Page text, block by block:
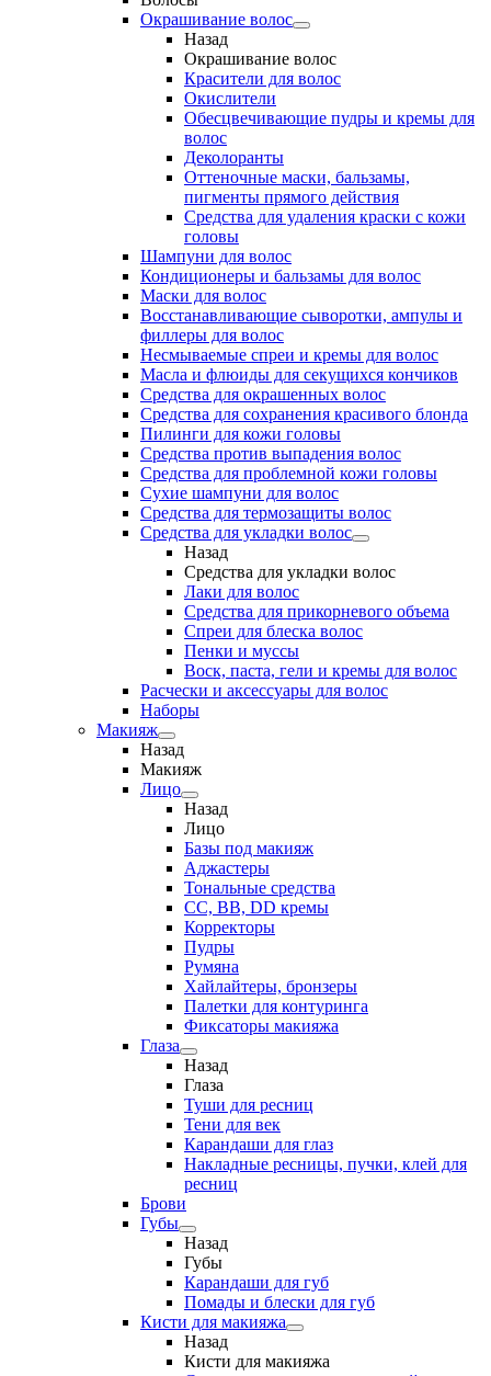
Окрашивание волос
Назад
Окрашивание волос
Красители для волос
Окислители
Обесцвечивающие пудры и кремы для
волос
Деколоранты
Оттеночные маски, бальзамы,
пигменты прямого действия
Средства для удаления краски с кожи
головы
Шампуни для волос
Кондиционеры и бальзамы для волос
Маски для волос
Восстанавливающие сыворотки, ампулы и
филлеры для волос
Несмываемые спреи и кремы для волос
Масла и флюиды для секущихся кончиков
Средства для окрашенных волос
Средства для сохранения красивого блонда
Пилинги для кожи головы
Средства против выпадения волос
Средства для проблемной кожи головы
Сухие шампуни для волос
Средства для термозащиты волос
Средства для укладки волос
Назад
Средства для укладки волос
Лаки для волос
Средства для прикорневого объема
Спреи для блеска волос
Пенки и муссы
Воск, паста, гели и кремы для волос
Расчески и аксессуары для волос
Наборы
Макияж
Назад
Макияж
Лицо
Назад
Лицо
Базы под макияж
Аджастеры
Тональные средства
CC, BB, DD кремы
Корректоры
Пудры
Румяна
Хайлайтеры, бронзеры
Палетки для контуринга
Фиксаторы макияжа
Глаза
Назад
Глаза
Туши для ресниц
Тени для век
Карандаши для глаз
Накладные ресницы, пучки, клей для
ресниц
Брови
Губы
Назад
Губы
Карандаши для губ
Помады и блески для губ
Кисти для макияжа
Назад
Кисти для макияжа